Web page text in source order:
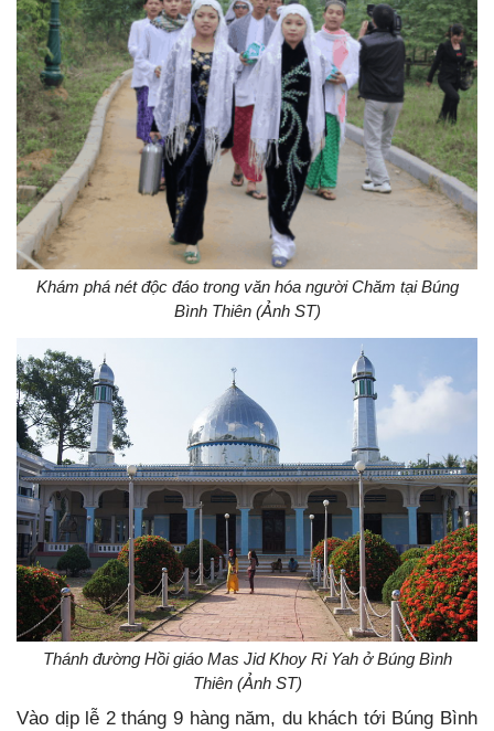
Khám phá nét độc đáo trong văn hóa người Chăm tại Búng
Bình Thiên (Ảnh ST)
Thánh đường Hồi giáo Mas Jid Khoy Ri Yah ở Búng Bình
Thiên (Ảnh ST)
Vào dịp lễ 2 tháng 9 hàng năm, du khách tới Búng Bình